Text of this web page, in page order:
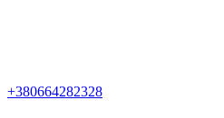
+380664282328